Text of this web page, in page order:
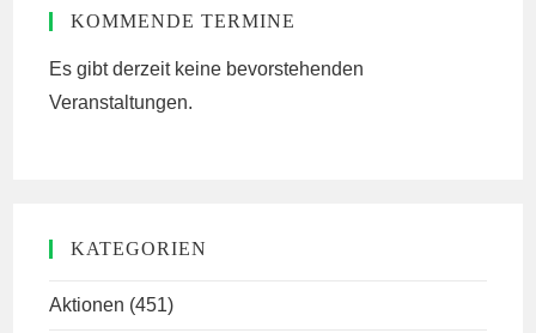
KOMMENDE TERMINE
Es gibt derzeit keine bevorstehenden
Veranstaltungen.
KATEGORIEN
Aktionen (451)